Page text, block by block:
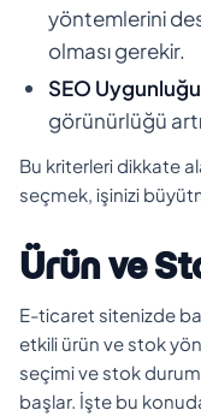
yöntemlerini
olması gerekir.
SEO Uygunluğu
görünürlüğü
Bu kriterleri dikkate
seçmek, işinizi
Ürün ve
E-ticaret sitenizde
etkili ürün ve stok
seçimi ve stok
başlar. İşte bu